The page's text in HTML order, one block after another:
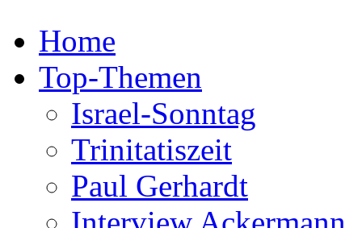
Home
Top-Themen
Israel-Sonntag
Trinitatiszeit
Paul Gerhardt